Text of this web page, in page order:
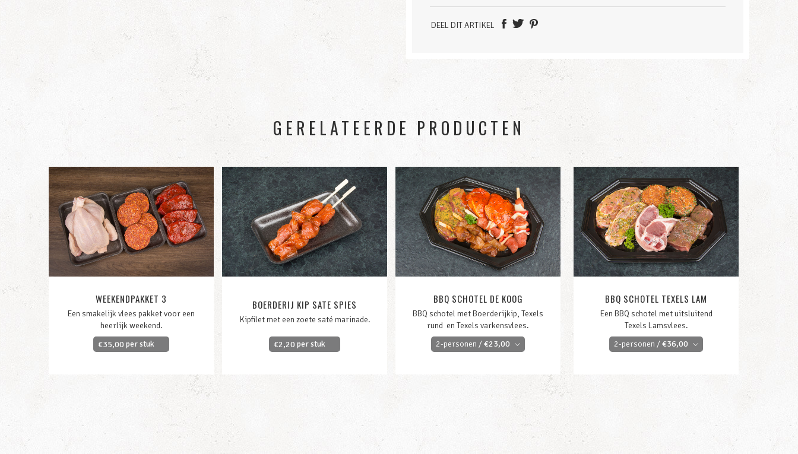
DEEL DIT ARTIKEL
GERELATEERDE PRODUCTEN
WEEKENDPAKKET 3
Een smakelijk vlees pakket voor een
heerlijk weekend.
€35,00 per stuk
BOERDERIJ KIP SATE SPIES
Kipfilet met een zoete saté marinade.
€2,20 per stuk
BBQ SCHOTEL DE KOOG
BBQ schotel met Boerderijkip, Texels
rund en Texels varkensvlees.
2-personen /€23,00
BBQ SCHOTEL TEXELS LAM
Een BBQ schotel met uitsluitend
Texels Lamsvlees.
2-personen /€36,00